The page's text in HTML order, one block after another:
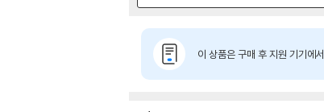
이 상품은 구매 후 지원 기기에서